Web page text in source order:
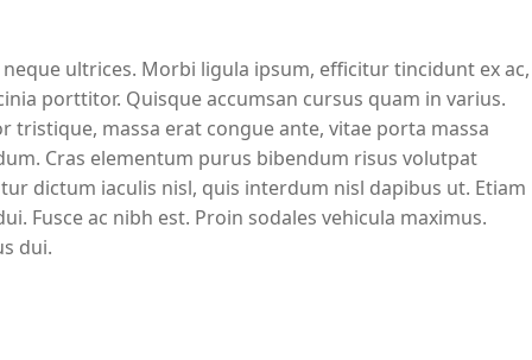
ultrices. Morbi ligula ipsum, efficitur tincidunt ex ac,
porttitor. Quisque accumsan cursus quam in varius.
massa erat congue ante, vitae porta massa
Cras elementum purus bibendum risus volutpat
dictum iaculis nisl, quis interdum nisl dapibus ut. Etiam
Fusce ac nibh est. Proin sodales vehicula maximus.
dui.